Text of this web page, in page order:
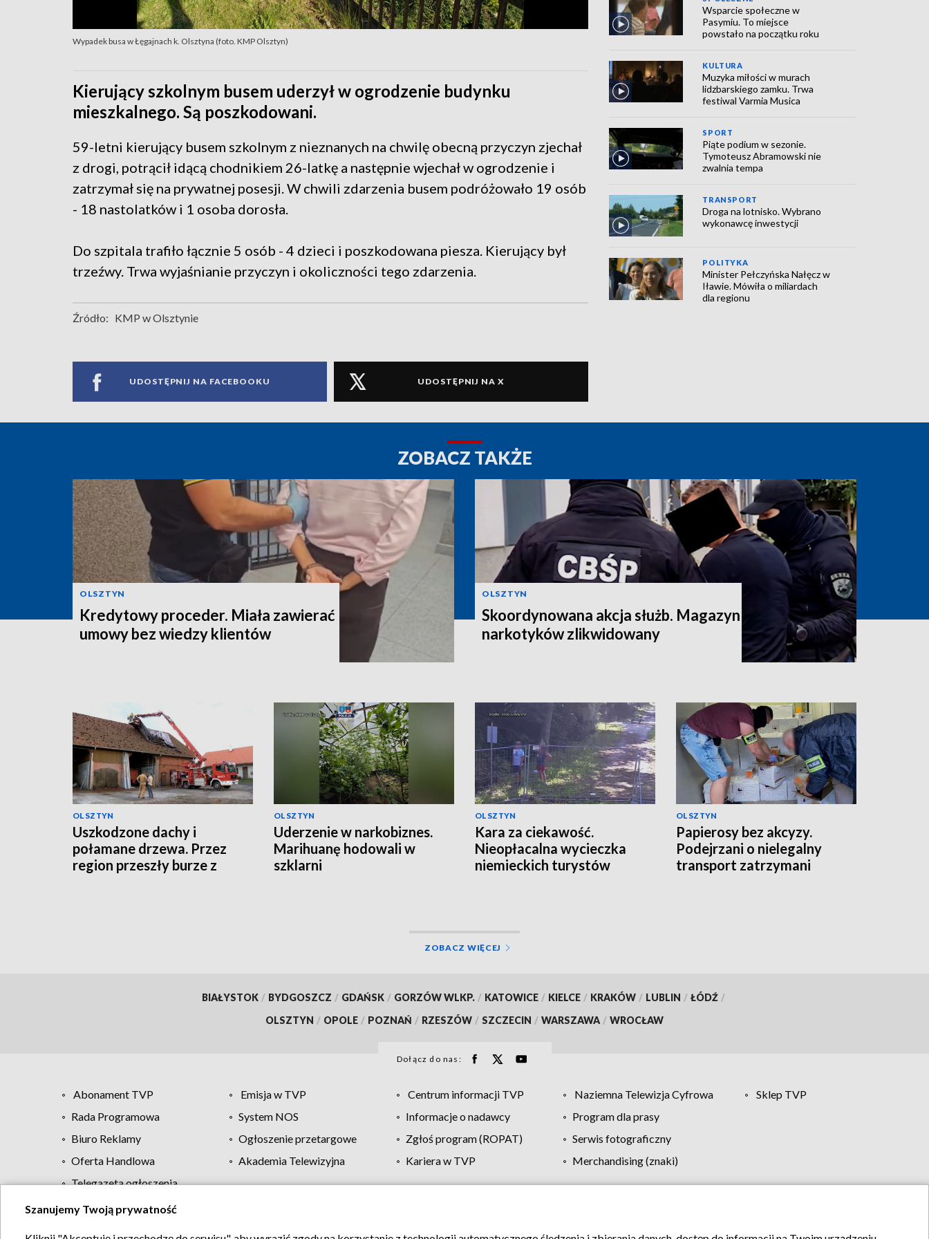
Wypadek busa w Łęgajnach k. Olsztyna (foto. KMP Olsztyn)
Kierujący szkolnym busem uderzył w ogrodzenie budynku
mieszkalnego. Są poszkodowani.
59-letni kierujący busem szkolnym z nieznanych na chwilę obecną przyczyn zjechał
z drogi, potrącił idącą chodnikiem 26-latkę a następnie wjechał w ogrodzenie i
zatrzymał się na prywatnej posesji. W chwili zdarzenia busem podróżowało 19 osób
- 18 nastolatków i 1 osoba dorosła.
Do szpitala trafiło łącznie 5 osób - 4 dzieci i poszkodowana piesza. Kierujący był
trzeźwy. Trwa wyjaśnianie przyczyn i okoliczności tego zdarzenia.
Źródło: KMP w Olsztynie
UDOSTĘPNIJ NA FACEBOOKU UDOSTĘPNIJ NA X
Wsparcie społeczne w
Pasymiu. To miejsce
powstało na początku roku
KULTURA
Muzyka miłości w murach
lidzbarskiego zamku. Trwa
festiwal Varmia Musica
SPORT
Piąte podium w sezonie.
Tymoteusz Abramowski nie
zwalnia tempa
TRANSPORT
Droga na lotnisko. Wybrano
wykonawcę inwestycji
POLITYKA
Minister Pełczyńska Nałęcz w
Iławie. Mówiła o miliardach
dla regionu
ZOBACZ TAKŻE
OLSZTYN
Kredytowy proceder. Miała zawierać
umowy bez wiedzy klientów
OLSZTYN
Skoordynowana akcja służb. Magazyn
narkotyków zlikwidowany
OLSZTYN
Uszkodzone dachy i
połamane drzewa. Przez
region przeszły burze z
OLSZTYN
Uderzenie w narkobiznes.
Marihuanę hodowali w
szklarni
OLSZTYN
Kara za ciekawość.
Nieopłacalna wycieczka
niemieckich turystów
OLSZTYN
Papierosy bez akcyzy.
Podejrzani o nielegalny
transport zatrzymani
ZOBACZ WIĘCEJ
BIAŁYSTOK / BYDGOSZCZ / GDAŃSK / GORZÓW WLKP. / KATOWICE / KIELCE / KRAKÓW / LUBLIN / ŁÓDŹ /
OLSZTYN / OPOLE / POZNAŃ / RZESZÓW / SZCZECIN / WARSZAWA / WROCŁAW
Dołącz do nas:
Abonament TVP Emisja w TVP Centrum informacji TVP Naziemna Telewizja Cyfrowa
Sklep TVP
Rada Programowa
System NOS Informacje o nadawcy
Program dla prasy
Biuro Reklamy
Ogłoszenie przetargowe Zgłoś program (ROPAT)
Serwis fotograficzny
Oferta Handlowa
Akademia Telewizyjna Kariera w TVP
Merchandising (znaki)
Telegazeta ogłoszenia
Regulamin TVP Polityka prywatności Moje zgody Pomoc Biuro reklamy Kontakt
Szanujemy Twoją prywatność